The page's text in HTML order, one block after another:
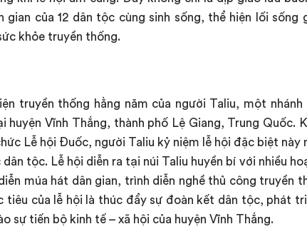
của 12 dân tộc cùng sinh sống, thể hiện lối sống
khỏe truyền thống.
truyền thống hằng năm của người Taliu, một
huyện Vĩnh Thắng, thành phố Lệ Giang, Trung Quốc.
Lễ hội Đuốc, người Taliu kỷ niệm lễ hội đặc biệt này
tộc. Lễ hội diễn ra tại núi Taliu huyền bí với nhiều
múa hát dân gian, trình diễn nghề thủ công truyền
tiêu của lễ hội là thúc đẩy sự đoàn kết dân tộc, phát
sự tiến bộ kinh tế – xã hội của huyện Vĩnh Thắng.